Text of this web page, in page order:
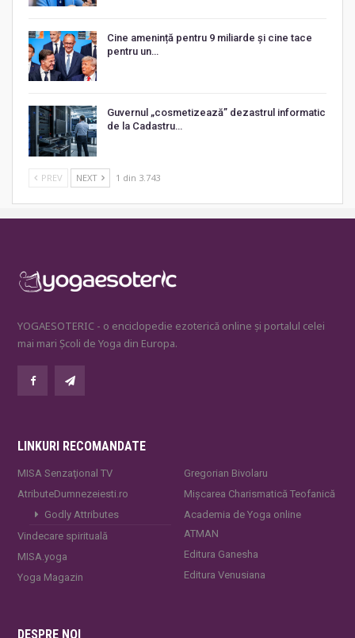
Cine amenință pentru 9 miliarde și cine tace
pentru un…
Guvernul „cosmetizează” dezastrul informatic
de la Cadastru…
PREV NEXT 1 din 3.743
YOGAESOTERIC - o enciclopedie ezoterică online și portalul celei
mai mari Școli de Yoga din Europa.
LINKURI RECOMANDATE
MISA Senzaţional TV
AtributeDumnezeiesti.ro
Godly Attributes
Vindecare spirituală
MISA.yoga
Yoga Magazin
Gregorian Bivolaru
Mișcarea Charismatică Teofanică
Academia de Yoga online
ATMAN
Editura Ganesha
Editura Venusiana
DESPRE NOI